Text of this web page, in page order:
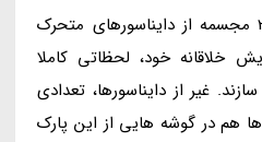
هسته اصلی این پارک را 28 مجسمه از دایناسورهای متحرک
خلاقانه خود، لحظاتی کاملا
غیر از دایناسورها، تعدادی
هم در گوشه هایی از این پارک